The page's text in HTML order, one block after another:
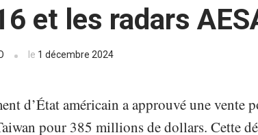
et les radars
le 1 décembre 2024
d’État américain a approuvé une vente
pour 385 millions de dollars. Cette